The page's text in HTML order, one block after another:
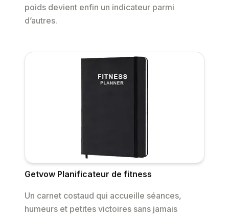
poids devient enfin un indicateur parmi
d’autres.
Getvow Planificateur de fitness
Un carnet costaud qui accueille séances,
humeurs et petites victoires sans jamais